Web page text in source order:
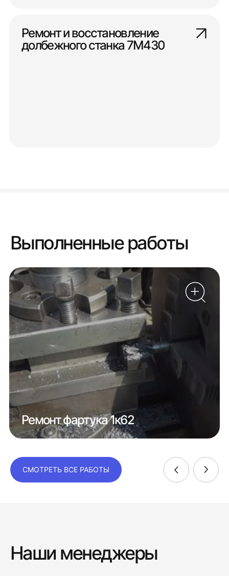
Ремонт и восстановление
долбежного станка 7М430
Выполненные работы
Ремонт фартука 1к62
СМОТРЕТЬ ВСЕ РАБОТЫ
Наши менеджеры